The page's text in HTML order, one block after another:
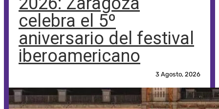
celebra el 5º
aniversario del festival
iberoamericano
3 Agosto, 2026